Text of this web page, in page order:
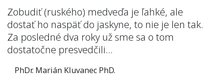
Zobudiť (ruského) medveďa je ľahké, ale
dostať ho naspäť do jaskyne, to nie je len tak.
Za posledné dva roky už sme sa o tom
dostatočne presvedčili…
PhDr. Marián Kluvanec PhD.